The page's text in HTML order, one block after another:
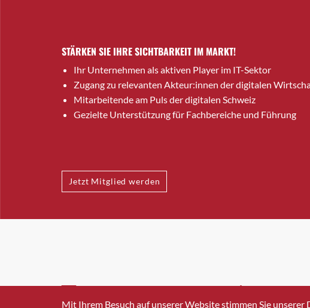
STÄRKEN SIE IHRE SICHTBARKEIT IM MARKT!
Ihr Unternehmen als aktiven Player im IT-Sektor
Zugang zu relevanten Akteur:innen der digitalen
Mitarbeitende am Puls der digitalen Schweiz
Gezielte Unterstützung für Fachbereiche und Führung
Jetzt Mitglied werden
INFO@SWISSICT.CH +41 43 336 40
Mit Ihrem Besuch auf unserer Website stimmen Sie